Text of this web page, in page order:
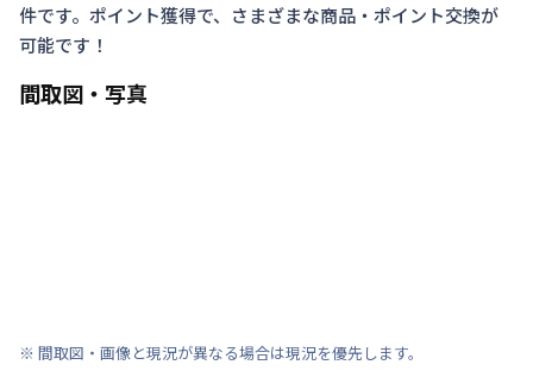
件です。ポイント獲得で、さまざまな商品・ポイント交換が
可能です！
間取図・写真
※ 間取図・画像と現況が異なる場合は現況を優先します。